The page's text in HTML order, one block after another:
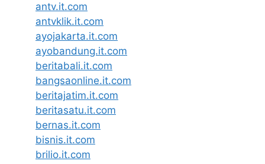
antv.it.com
antvklik.it.com
ayojakarta.it.com
ayobandung.it.com
beritabali.it.com
bangsaonline.it.com
beritajatim.it.com
beritasatu.it.com
bernas.it.com
bisnis.it.com
brilio.it.com